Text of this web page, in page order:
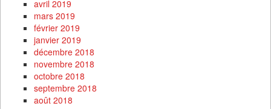
avril 2019
mars 2019
février 2019
janvier 2019
décembre 2018
novembre 2018
octobre 2018
septembre 2018
août 2018